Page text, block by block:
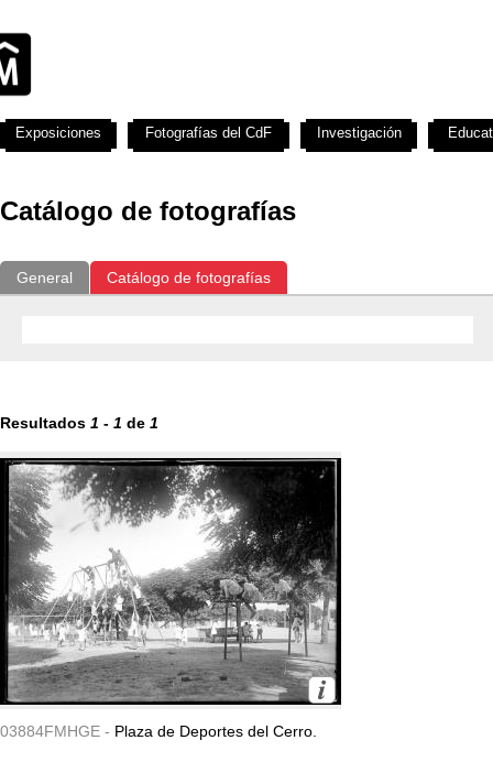
Catálogo de fotografías
General Catálogo de fotografías
Resultados 1 - 1 de 1
03884FMHGE - Plaza de Deportes del Cerro.
Exposiciones Fotografías del CdF Investigación